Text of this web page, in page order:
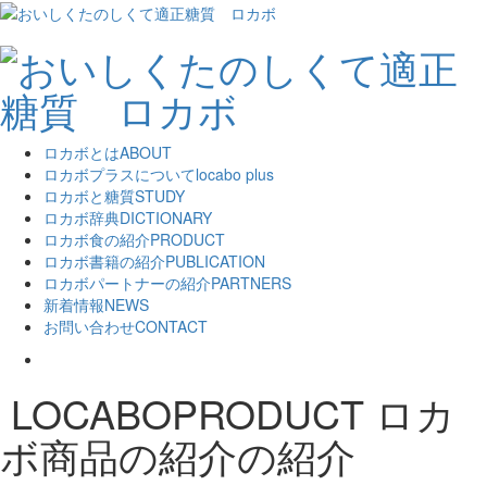
ロカボとはABOUT
ロカボプラスについてlocabo plus
ロカボと糖質STUDY
ロカボ辞典DICTIONARY
ロカボ食の紹介PRODUCT
ロカボ書籍の紹介PUBLICATION
ロカボパートナーの紹介PARTNERS
新着情報NEWS
お問い合わせCONTACT
LOCABOPRODUCT ロカ
ボ商品の紹介の紹介